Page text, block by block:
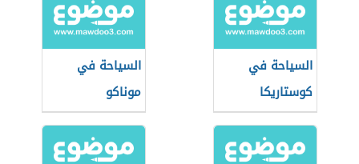
السياحة في
كوستاريكا
السياحة في
موناكو